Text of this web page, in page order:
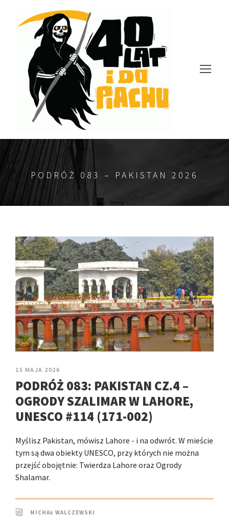
PODRÓŻ 083 – PAKISTAN 2026
15 MAJA 2026
PODRÓŻ 083: PAKISTAN CZ.4 –
OGRODY SZALIMAR W LAHORE,
UNESCO #114 (171-002)
Myślisz Pakistan, mówisz Lahore - i na odwrót. W mieście
tym są dwa obiekty UNESCO, przy których nie można
przejść obojętnie: Twierdza Lahore oraz Ogrody
Shalamar.
MICHAŁ WALCZEWSKI